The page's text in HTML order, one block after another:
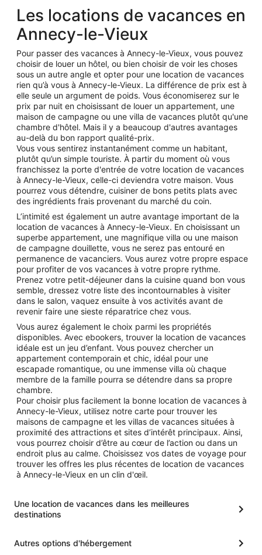
Les locations de vacances en
Annecy-le-Vieux
Pour passer des vacances à Annecy-le-Vieux, vous pouvez
choisir de louer un hôtel, ou bien choisir de voir les choses
sous un autre angle et opter pour une location de vacances
rien qu’à vous à Annecy-le-Vieux. La différence de prix est à
elle seule un argument de poids. Vous économiserez sur le
prix par nuit en choisissant de louer un appartement, une
maison de campagne ou une villa de vacances plutôt qu'une
chambre d'hôtel. Mais il y a beaucoup d'autres avantages
au-delà du bon rapport qualité-prix.
Vous vous sentirez instantanément comme un habitant,
plutôt qu’un simple touriste. À partir du moment où vous
franchissez la porte d'entrée de votre location de vacances
à Annecy-le-Vieux, celle-ci deviendra votre maison. Vous
pourrez vous détendre, cuisiner de bons petits plats avec
des ingrédients frais provenant du marché du coin.
L’intimité est également un autre avantage important de la
location de vacances à Annecy-le-Vieux. En choisissant un
superbe appartement, une magnifique villa ou une maison
de campagne douillette, vous ne serez pas entouré en
permanence de vacanciers. Vous aurez votre propre espace
pour profiter de vos vacances à votre propre rythme.
Prenez votre petit-déjeuner dans la cuisine quand bon vous
semble, dressez votre liste des incontournables à visiter
dans le salon, vaquez ensuite à vos activités avant de
revenir faire une sieste réparatrice chez vous.
Vous aurez également le choix parmi les propriétés
disponibles. Avec ebookers, trouver la location de vacances
idéale est un jeu d’enfant. Vous pouvez chercher un
appartement contemporain et chic, idéal pour une
escapade romantique, ou une immense villa où chaque
membre de la famille pourra se détendre dans sa propre
chambre.
Pour choisir plus facilement la bonne location de vacances à
Annecy-le-Vieux, utilisez notre carte pour trouver les
maisons de campagne et les villas de vacances situées à
proximité des attractions et sites d’intérêt principaux. Ainsi,
vous pourrez choisir d’être au cœur de l’action ou dans un
endroit plus au calme. Choisissez vos dates de voyage pour
trouver les offres les plus récentes de location de vacances
à Annecy-le-Vieux en un clin d'œil.
Une location de vacances dans les meilleures
destinations
Autres options d'hébergement